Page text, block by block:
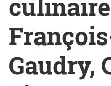
Gaudry,